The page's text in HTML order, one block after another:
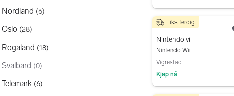
Nordland (6)
Oslo (28)
Rogaland (18)
Svalbard (0)
Telemark (6)
1 400 kr
Nintendo vii
Nintendo Wii
Vigrestad
Kjøp nå
Fiks ferdig